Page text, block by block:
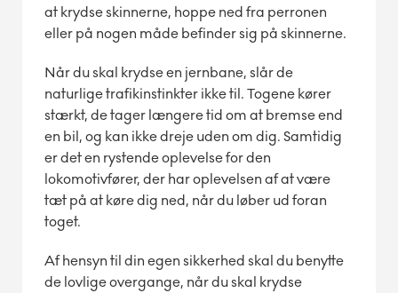
at krydse skinnerne, hoppe ned fra perronen
eller på nogen måde befinder sig på skinnerne.
Når du skal krydse en jernbane, slår de
naturlige trafikinstinkter ikke til. Togene kører
stærkt, de tager længere tid om at bremse end
en bil, og kan ikke dreje uden om dig. Samtidig
er det en rystende oplevelse for den
lokomotivfører, der har oplevelsen af at være
tæt på at køre dig ned, når du løber ud foran
toget.
Af hensyn til din egen sikkerhed skal du benytte
de lovlige overgange, når du skal krydse